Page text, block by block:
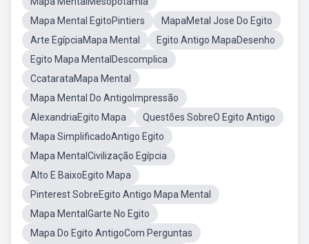
Mapa Mental EgitoPintiers
MapaMetal Jose Do Egito
Arte EgípciaMapa Mental
Egito Antigo MapaDesenho
Egito Mapa MentalDescomplica
CcatarataMapa Mental
Mapa Mental Do AntigoImpressão
AlexandriaEgito Mapa
Questões SobreO Egito Antigo
Mapa SimplificadoAntigo Egito
Mapa MentalCivilização Egípcia
Alto E BaixoEgito Mapa
Pinterest SobreEgito Antigo Mapa Mental
Mapa MentalGarte No Egito
Mapa Do Egito AntigoCom Perguntas